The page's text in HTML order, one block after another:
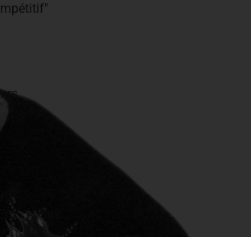
J6X 4J9